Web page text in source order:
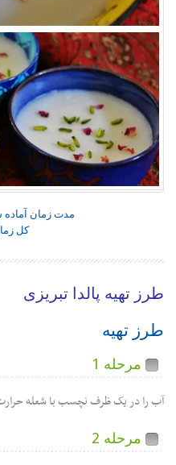
مدت زمان آماده
کل
طرز تهیه پالدا تبریزی
طرز تهیه
مرحله 1
آب را در یک ظرف نچسب با شعله
مرحله 2